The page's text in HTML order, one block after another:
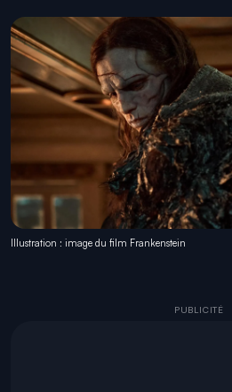
Illustration : image du film Frankenstein